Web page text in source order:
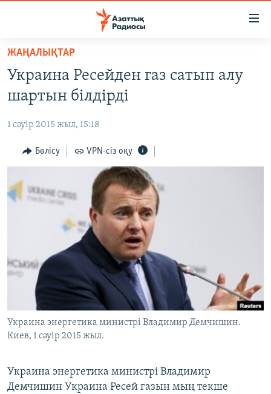
Skip
main
content
to
Navigation
Skip
Search
САЯСАТ
AZATTYQTV
ҚАҢТАР ОҚИҒАСЫ
АДАМ ҚҰҚЫҚТАРЫ
ӘЛЕМ
АРНАЙЫ ЖОБАЛАР
ЖАЗЫЛЫҢЫЗ
Басқа тілдерде
ЖАҢАЛЫҚТАР
Украина Ресейден газ сатып алу
шартын білдірді
1 сәуір 2015 жыл, 15:18
Бөлісу VPN-сіз оқу
Украина энергетика министрі Владимир Демчишин.
Киев, 1 сәуір 2015 жыл.
Украина энергетика министрі Владимир
Демчишин Украина Ресей газын мың текше